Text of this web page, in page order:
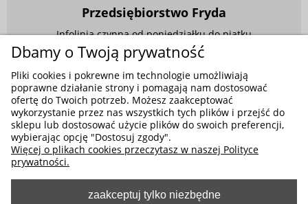
Przedsiębiorstwo Fryda
Infolinia czynna od poniedziałku do piątku
w godzinach 9.00 - 17.00
881 703 704
E-mail:sklep@fryda.com.pl
Sklepy stacjonarne:
ul. Składowa 26, 34-400 Nowy Targ
ul. Żywiecka 91, 43-300 Bielsko-Biała
Dbamy o Twoją prywatność
Pliki cookies i pokrewne im technologie umożliwiają
poprawne działanie strony i pomagają nam dostosować
ofertę do Twoich potrzeb. Możesz zaakceptować
wykorzystanie przez nas wszystkich tych plików i przejść do
sklepu lub dostosować użycie plików do swoich preferencji,
wybierając opcję "Dostosuj zgody".
Więcej o plikach cookies przeczytasz w naszej Polityce
prywatności.
zaakceptuj tylko niezbędne